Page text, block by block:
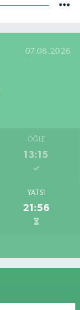
07.08.2026
ÖĞLE
13:15
YATSI
21:56